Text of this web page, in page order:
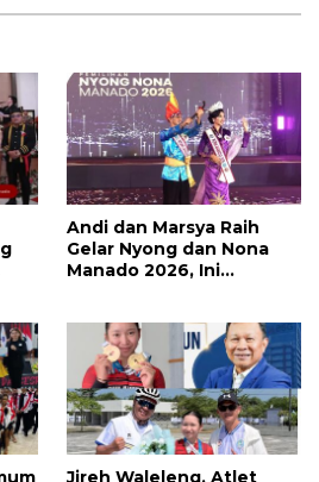
Andi dan Marsya Raih
Gelar Nyong dan Nona
Manado 2026, Ini
Jireh Waleleng, Atlet